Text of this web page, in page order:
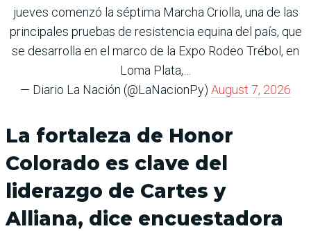
jueves comenzó la séptima Marcha Criolla, una de las
principales pruebas de resistencia equina del país, que
se desarrolla en el marco de la Expo Rodeo Trébol, en
Loma Plata,…
— Diario La Nación (@LaNacionPy) August 7, 2026
La fortaleza de Honor
Colorado es clave del
liderazgo de Cartes y
Alliana, dice encuestadora